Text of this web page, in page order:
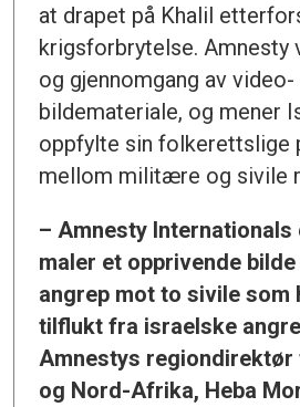
at drapet på Khalil
krigsforbrytelse. Amnesty
og gjennomgang av video-
bildemateriale, og mener
oppfylte sin folkerettslige
mellom militære og sivile
– Amnesty
maler et opprivende
angrep mot to sivile som
tilflukt fra israelske
Amnestys
og Nord-Afrika, Heba